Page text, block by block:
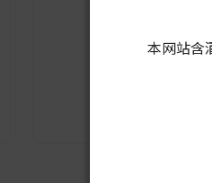
本网站含